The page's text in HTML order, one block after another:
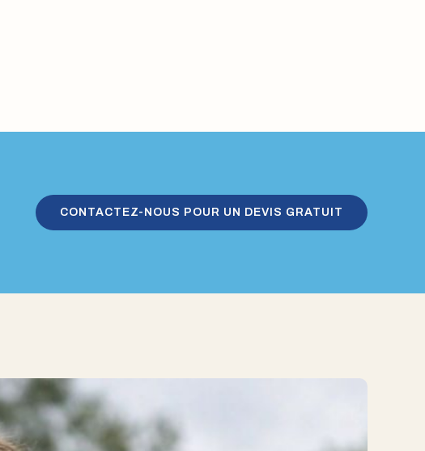
CONTACTEZ-NOUS POUR UN DEVIS GRATUIT